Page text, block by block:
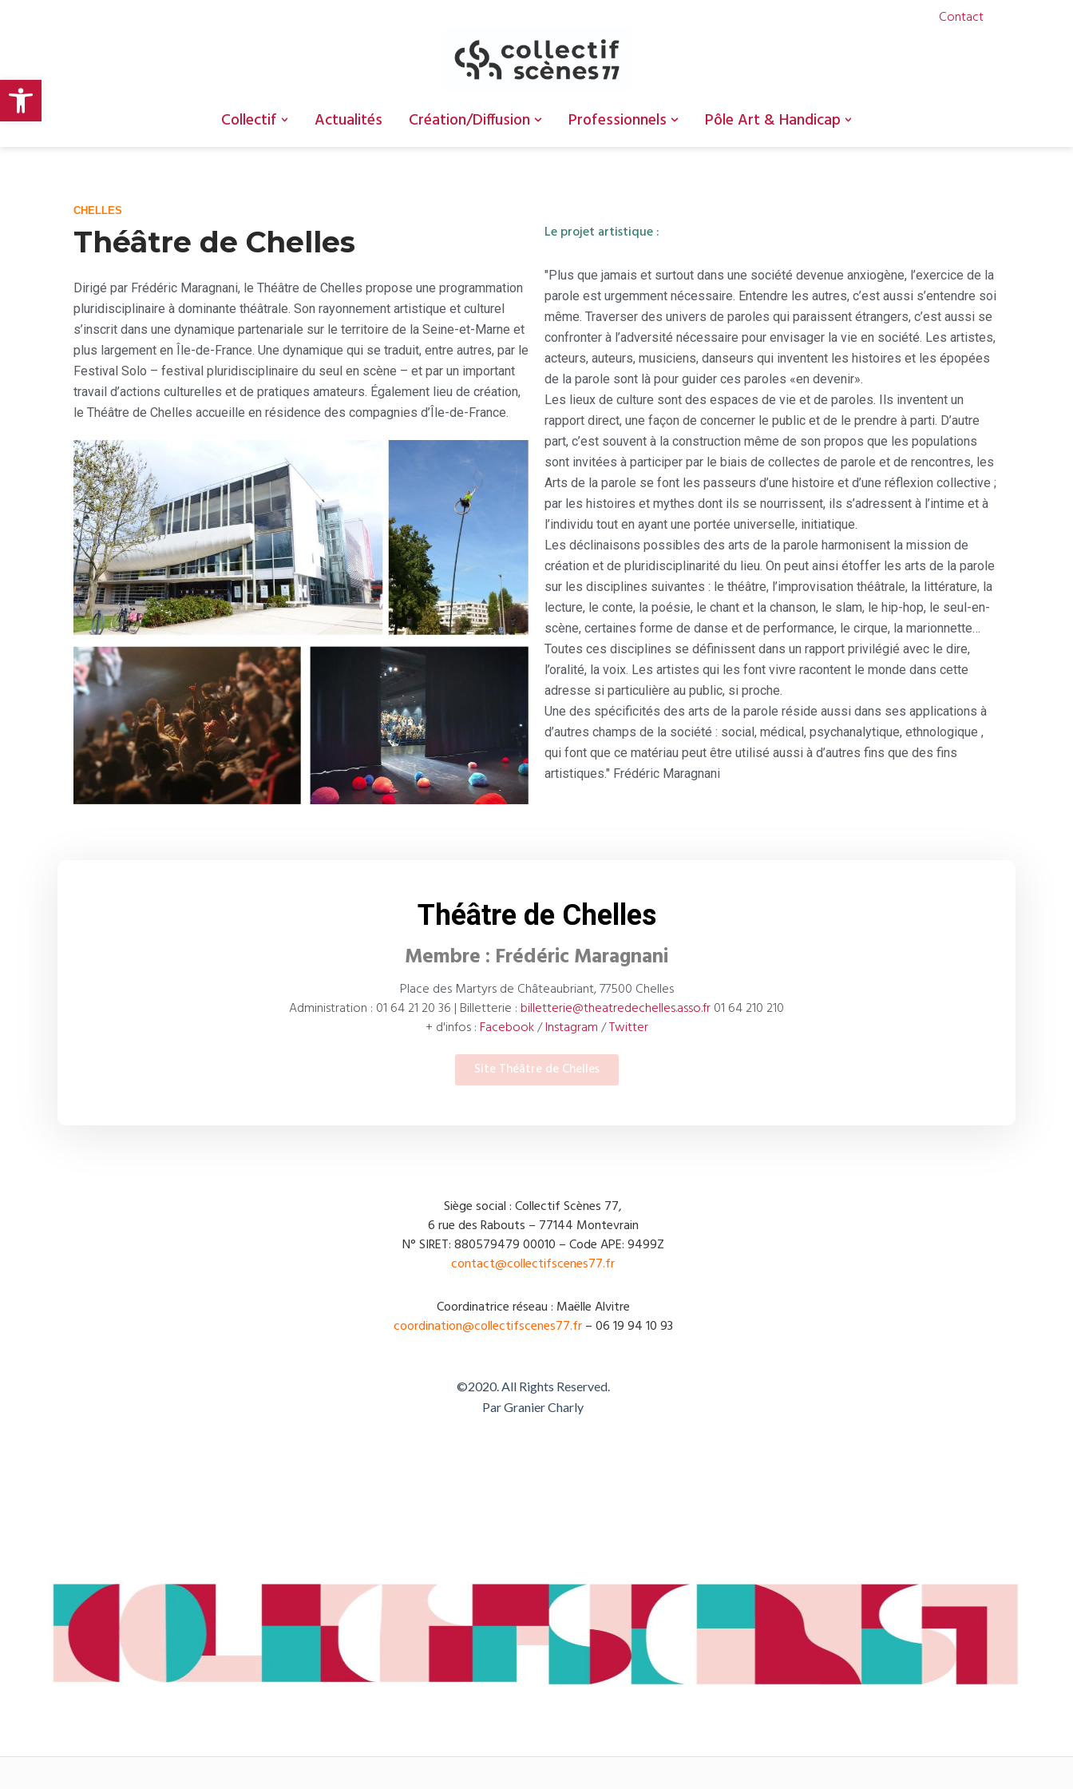
Ouvrir la barre d’outils
Contact
contenu
Collectif Actualités Création/Diffusion Professionnels Pôle Art & Handicap
CHELLES
Théâtre de Chelles
Dirigé par Frédéric Maragnani, le Théâtre de Chelles propose une programmation
pluridisciplinaire à dominante théâtrale. Son rayonnement artistique et culturel
s’inscrit dans une dynamique partenariale sur le territoire de la Seine-et-Marne et
plus largement en Île-de-France. Une dynamique qui se traduit, entre autres, par le
Festival Solo – festival pluridisciplinaire du seul en scène – et par un important
travail d’actions culturelles et de pratiques amateurs. Également lieu de création,
le Théâtre de Chelles accueille en résidence des compagnies d’Île-de-France.
Le projet artistique :
"Plus que jamais et surtout dans une société devenue anxiogène, l’exercice de la
parole est urgemment nécessaire. Entendre les autres, c’est aussi s’entendre soi
même. Traverser des univers de paroles qui paraissent étrangers, c’est aussi se
confronter à l’adversité nécessaire pour envisager la vie en société. Les artistes,
acteurs, auteurs, musiciens, danseurs qui inventent les histoires et les épopées
de la parole sont là pour guider ces paroles «en devenir».
Les lieux de culture sont des espaces de vie et de paroles. Ils inventent un
rapport direct, une façon de concerner le public et de le prendre à parti. D’autre
part, c’est souvent à la construction même de son propos que les populations
sont invitées à participer par le biais de collectes de parole et de rencontres, les
Arts de la parole se font les passeurs d’une histoire et d’une réflexion collective ;
par les histoires et mythes dont ils se nourrissent, ils s’adressent à l’intime et à
l’individu tout en ayant une portée universelle, initiatique.
Les déclinaisons possibles des arts de la parole harmonisent la mission de
création et de pluridisciplinarité du lieu. On peut ainsi étoffer les arts de la parole
sur les disciplines suivantes : le théâtre, l’improvisation théâtrale, la littérature, la
lecture, le conte, la poésie, le chant et la chanson, le slam, le hip-hop, le seul-en-
scène, certaines forme de danse et de performance, le cirque, la marionnette…
Toutes ces disciplines se définissent dans un rapport privilégié avec le dire,
l’oralité, la voix. Les artistes qui les font vivre racontent le monde dans cette
adresse si particulière au public, si proche.
Une des spécificités des arts de la parole réside aussi dans ses applications à
d’autres champs de la société : social, médical, psychanalytique, ethnologique ,
qui font que ce matériau peut être utilisé aussi à d’autres fins que des fins
artistiques." Frédéric Maragnani
Théâtre de Chelles
Membre : Frédéric Maragnani
Place des Martyrs de Châteaubriant, 77500 Chelles
Administration : 01 64 21 20 36 | Billetterie :billetterie@theatredechelles.asso.fr01 64 210 210
+ d'infos :Facebook/Instagram/Twitter
Site Théâtre de Chelles
Siège social : Collectif Scènes 77,
6 rue des Rabouts – 77144 Montevrain
N° SIRET: 880579479 00010 – Code APE: 9499Z
contact@collectifscenes77.fr
Coordinatrice réseau : Maëlle Alvitre
coordination@collectifscenes77.fr– 06 19 94 10 93
©2020. All Rights Reserved.
Par Granier Charly